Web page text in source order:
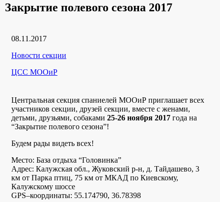
Закрытие полевого сезона 2017
Дата
08.11.2017
Рубрики
Новости секции
Автор
ЦСС МООиР
Центральная секция спаниелей МООиР приглашает всех
участников секции, друзей секции, вместе с женами,
детьми, друзьями, собаками 25-26 ноября 2017 года на
“Закрытие полевого сезона”!
Будем рады видеть всех!
Место: База отдыха “Головинка”
Адрес: Калужская обл., Жуковский р-н, д. Тайдашево, 3
км от Парка птиц, 75 км от МКАД по Киевскому,
Калужскому шоссе
GPS–координаты: 55.174790, 36.78398